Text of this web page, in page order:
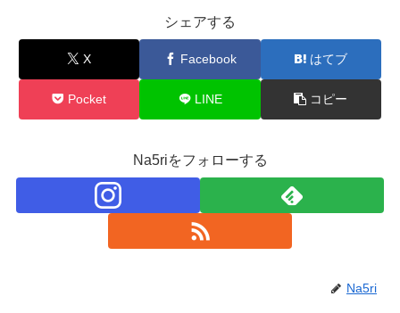
シェアする
X Facebook はてブ
Pocket LINE コピー
Na5riをフォローする
Na5ri